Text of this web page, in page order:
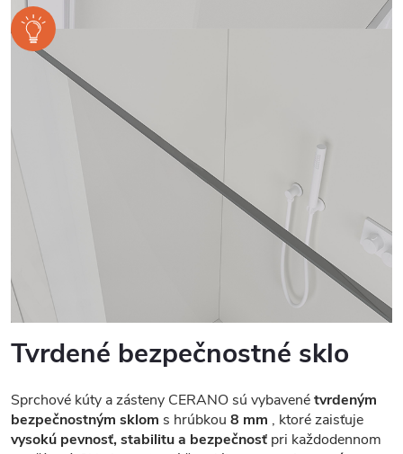
Tvrdené bezpečnostné sklo
Sprchové kúty a zásteny CERANO sú vybavenétvrdeným
bezpečnostným sklom s hrúbkou 8 mm , ktoré zaisťuje
vysokú pevnosť, stabilitu a bezpečnosť pri každodennom